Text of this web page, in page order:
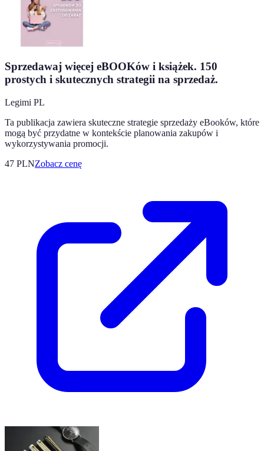
Sprzedawaj więcej eBOOKów i książek. 150
prostych i skutecznych strategii na sprzedaż.
Legimi PL
Ta publikacja zawiera skuteczne strategie sprzedaży eBooków, które
mogą być przydatne w kontekście planowania zakupów i
wykorzystywania promocji.
47 PLNZobacz cenę